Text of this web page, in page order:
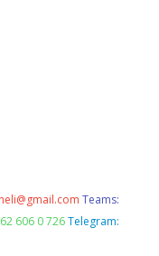
Teams:
606 0 726 Telegram: